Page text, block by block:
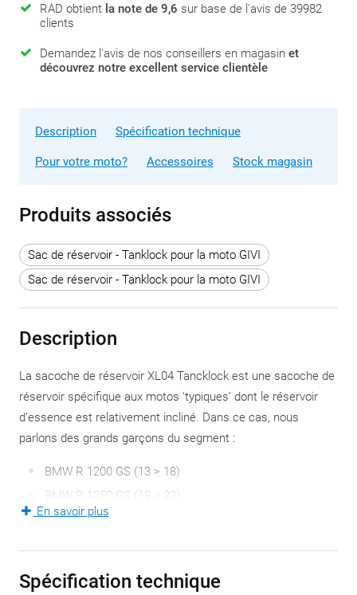
RAD obtient la note de 9,6 sur base de l'avis de 39982
clients
Demandez l'avis de nos conseillers en magasin et
découvrez notre excellent service clientèle
Description Spécification technique
Pour votre moto? Accessoires Stock magasin
Produits associés
Sac de réservoir - Tanklock pour la moto GIVI
Sac de réservoir - Tanklock pour la moto GIVI
Description
La sacoche de réservoir XL04 Tancklock est une sacoche de
réservoir spécifique aux motos ‘typiques’ dont le réservoir
d’essence est relativement incliné. Dans ce cas, nous
parlons des grands garçons du segment :
BMW R 1200 GS (13 > 18)
BMW R 1250 GS (19 > 22)
BMW R 1200 GS Adventure (14 > 18)
KTM 1290 Adventure S et R (20 > 22).
En savoir plus
Spécification technique